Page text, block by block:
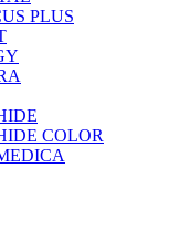
PLUS
COLOR